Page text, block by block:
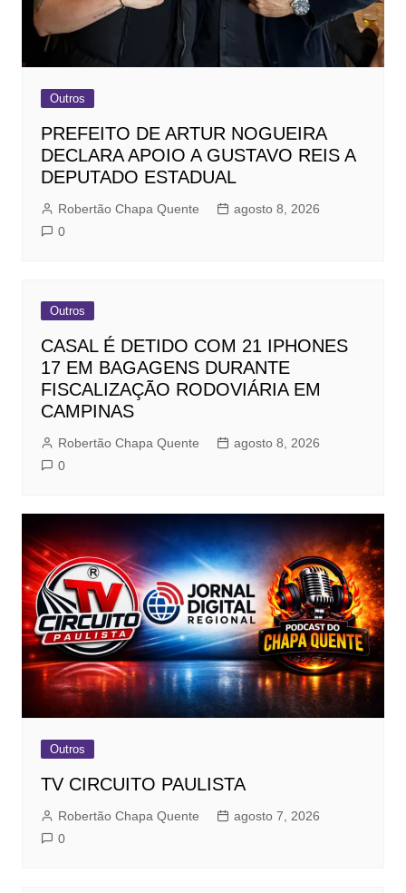
Outros
PREFEITO DE ARTUR NOGUEIRA
DECLARA APOIO A GUSTAVO REIS A
DEPUTADO ESTADUAL
Robertão Chapa Quente
agosto 8, 2026
0
Outros
CASAL É DETIDO COM 21 IPHONES
17 EM BAGAGENS DURANTE
FISCALIZAÇÃO RODOVIÁRIA EM
CAMPINAS
Robertão Chapa Quente
agosto 8, 2026
0
Outros
TV CIRCUITO PAULISTA
Robertão Chapa Quente
agosto 7, 2026
0